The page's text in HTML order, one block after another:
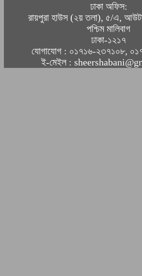
ঢাকা অফিস:
রায়পুরা হাউস (২য় তলা), ৫/এ,
পশ্চিম মালিবাগ
ঢাকা-১২১৭
যোগাযোগ : ০১৭১৬-২৩৭১০৮,
ই-মেইল :